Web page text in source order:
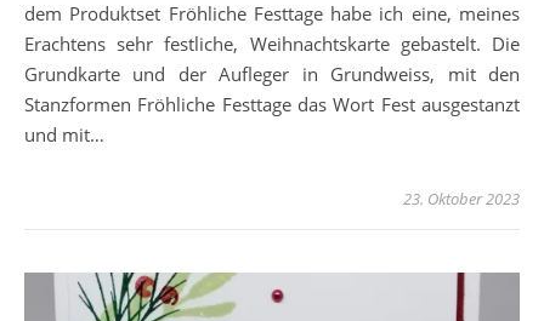
dem Produktset Fröhliche Festtage habe ich eine, meines
Erachtens sehr festliche, Weihnachtskarte gebastelt. Die
Grundkarte und der Aufleger in Grundweiss, mit den
Stanzformen Fröhliche Festtage das Wort Fest ausgestanzt
und mit…
23. Oktober 2023